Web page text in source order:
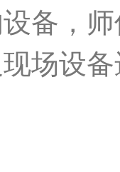
备，
场设